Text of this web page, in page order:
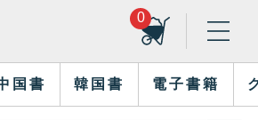
0
国書 韓国書 電子書籍